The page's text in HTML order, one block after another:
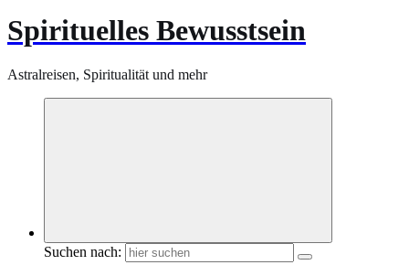
Spirituelles Bewusstsein
Astralreisen, Spiritualität und mehr
Suchen nach: